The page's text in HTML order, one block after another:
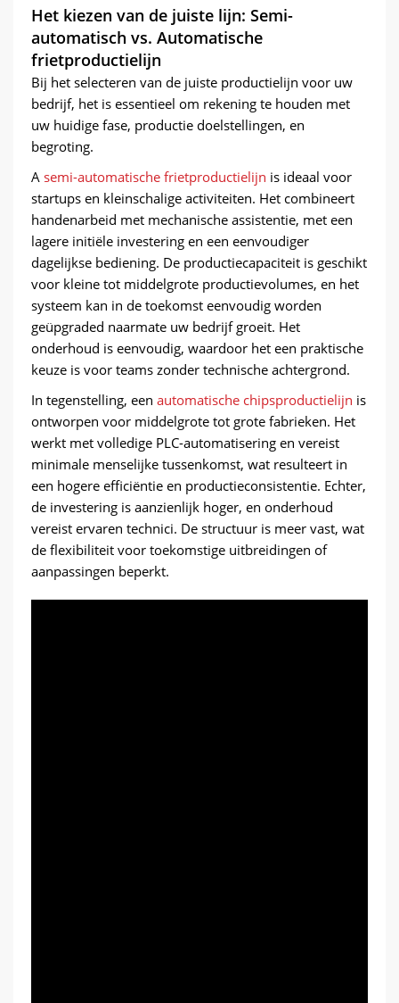
Het kiezen van de juiste lijn: Semi-
automatisch vs. Automatische
frietproductielijn
Bij het selecteren van de juiste productielijn voor uw
bedrijf, het is essentieel om rekening te houden met
uw huidige fase, productie doelstellingen, en
begroting.
A semi-automatische frietproductielijn is ideaal voor
startups en kleinschalige activiteiten. Het combineert
handenarbeid met mechanische assistentie, met een
lagere initiële investering en een eenvoudiger
dagelijkse bediening. De productiecapaciteit is geschikt
voor kleine tot middelgrote productievolumes, en het
systeem kan in de toekomst eenvoudig worden
geüpgraded naarmate uw bedrijf groeit. Het
onderhoud is eenvoudig, waardoor het een praktische
keuze is voor teams zonder technische achtergrond.
In tegenstelling, een automatische chipsproductielijn is
ontworpen voor middelgrote tot grote fabrieken. Het
werkt met volledige PLC-automatisering en vereist
minimale menselijke tussenkomst, wat resulteert in
een hogere efficiëntie en productieconsistentie. Echter,
de investering is aanzienlijk hoger, en onderhoud
vereist ervaren technici. De structuur is meer vast, wat
de flexibiliteit voor toekomstige uitbreidingen of
aanpassingen beperkt.